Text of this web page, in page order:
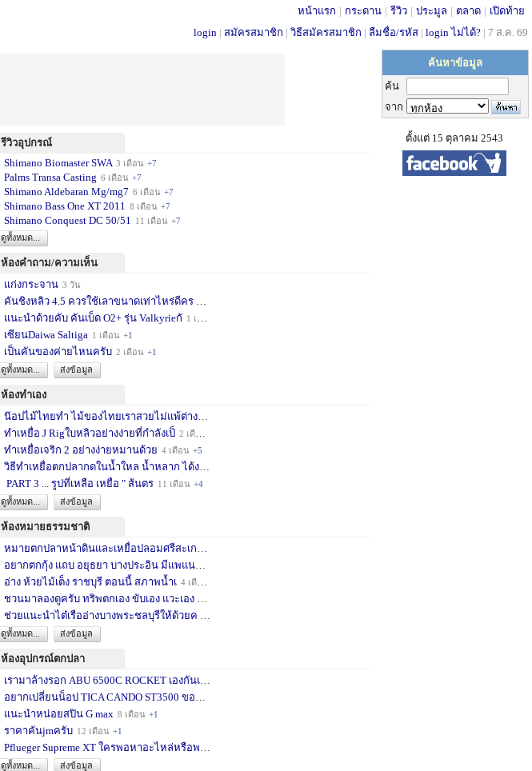
หน้าแรก | กระดาน | รีวิว | ประมูล | ตลาด | เปิดท้าย
login | สมัครสมาชิก | วิธีสมัครสมาชิก | ลืมชื่อ/รหัส | login ไม่ได้? | 7 ส.ค. 69
รีวิวอุปกรณ์
Shimano Biomaster SWA 3 เดือน +7
Palms Transa Casting 6 เดือน +7
Shimano Aldebaran Mg/mg7 6 เดือน +7
Shimano Bass One XT 2011 8 เดือน +7
Shimano Conquest DC 50/51 11 เดือน +7
ดูทั้งหมด...
ห้องคำถาม/ความเห็น
แก่งกระจาน 3 วัน
คันชิงหลิว 4.5 ควรใช้เลาขนาดเท่าไหร่ดีคร
แนะนำด้วยคับ คันเบ็ด O2+ รุ่น Valkyrieกั 1 เดือน
เซียนDaiwa Saltiga 1 เดือน +1
เป็นคันของค่ายไหนครับ 2 เดือน +1
ดูทั้งหมด...
ส่งข้อมูล
ห้องทำเอง
น๊อปไม้ไทยทำ ไม้ของไทยเราสวยไม่แพ้ต่างชา
ทำเหยื่อ J Rigใบหลิวอย่างง่ายที่กำลังเป็ 2 เดือน
ทำเหยื่อเจริก 2 อย่างง่ายหมานด้วย 4 เดือน +5
วิธีทำเหยื่อตกปลากดในน้ำใหล น้ำหลาก ได้ง
PART 3 ... รูปที่เหลือ เหยื่อ " ส้นตร 11 เดือน +4
ดูทั้งหมด...
ส่งข้อมูล
ห้องหมายธรรมชาติ
หมายตกปลาหน้าดินและเหยื่อปลอมศรีสะเกษครั
อยากตกกุ้ง แถบ อยุธยา บางประอิน มีแพแนะน
อ่าง ห้วยไม้เต็ง ราชบุรี ตอนนี้ สภาพน้ำเ 4 เดือน
ชวนมาลองดูครับ ทริพตกเอง ขับเอง แวะเอง จ
ช่วยแนะนำไต๋เรืออ่างบางพระชลบุรีให้ด้วยค
ดูทั้งหมด...
ส่งข้อมูล
ห้องอุปกรณ์ตกปลา
เรามาล้างรอก ABU 6500C ROCKET เองกันเถอ
อยากเปลี่ยนน็อป TICA CANDO ST3500 ขอคำแน
แนะนำหน่อยสปิน G max 8 เดือน +1
ราคาคันjmครับ 12 เดือน +1
Pflueger Supreme XT ใครพอหาอะไหล่หรือพอซ
ดูทั้งหมด...
ส่งข้อมูล
ค้นหาข้อมูล
ค้น
จาก
ตั้งแต่ 15 ตุลาคม 2543